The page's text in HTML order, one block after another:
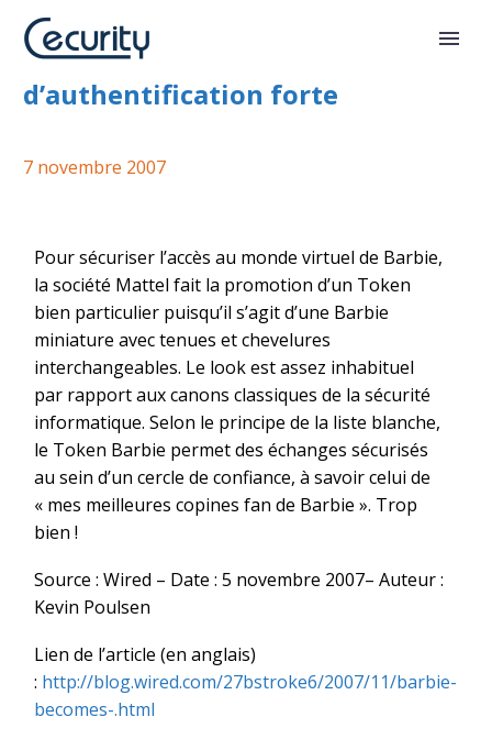
Barbie, méthode
d’authentification forte
7 novembre 2007
Pour sécuriser l’accès au monde virtuel de Barbie,
la société Mattel fait la promotion d’un Token
bien particulier puisqu’il s’agit d’une Barbie
miniature avec tenues et chevelures
interchangeables. Le look est assez inhabituel
par rapport aux canons classiques de la sécurité
informatique. Selon le principe de la liste blanche,
le Token Barbie permet des échanges sécurisés
au sein d’un cercle de confiance, à savoir celui de
« mes meilleures copines fan de Barbie ». Trop
bien !
Source : Wired – Date : 5 novembre 2007– Auteur :
Kevin Poulsen
Lien de l’article (en anglais)
: http://blog.wired.com/27bstroke6/2007/11/barbie-
becomes-.html